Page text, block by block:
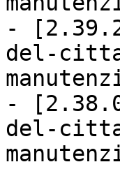
-
del-
-
del-